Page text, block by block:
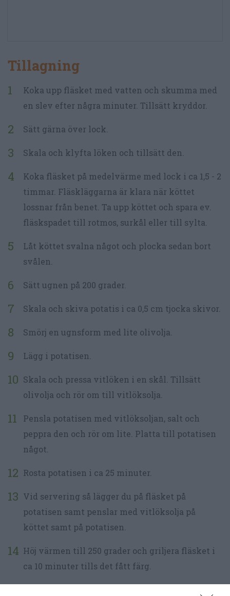
Tillagning
Koka upp fläsket med vatten och skumma med
en slev efter några minuter. Tillsätt kryddor.
Sätt gärna över lock.
Skala och klyfta löken och tillsätt den.
Koka fläsket på medelvärme med lock i ca 1,5 - 2
timmar. Fläskläggarna är klara när köttet
lossnar från benet. Ta upp köttet och spara ev.
fläskspadet till rotmos, surkål eller till sylta.
Låt köttet svalna något och plocka sedan bort
svålen.
Sätt ugnen på 200 grader.
Skala och skiva potatis i ca 0,5 cm tjocka skivor.
Smörj en ugnsform med lite olivolja.
Lägg i potatisen.
Skala och pressa vitlöken i en skål. Tillsätt
olivolja och rör om till vitlöksolja.
Pensla potatisen med vitlöksoljan, salt och
peppra den och rör om lite. Platta till potatisen
något.
Rosta potatisen i ca 25 minuter.
Vid servering så lägger du på fläsket på
potatisen samt penslar med vitlöksolja på
köttet samt på potatisen.
Höj värmen till 250 grader och griljera fläsket i
ca 10 minuter tills det fått färg.